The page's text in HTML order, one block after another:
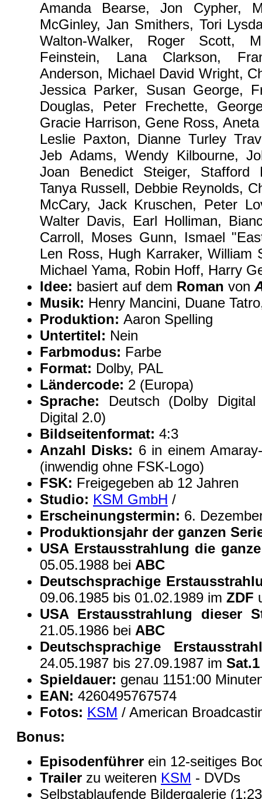
Amanda Bearse, Jon Cypher,
McGinley, Jan Smithers, Tori
Walton-Walker, Roger Scott,
Feinstein, Lana Clarkson,
Anderson, Michael David Wright,
Jessica Parker, Susan George,
Douglas, Peter Frechette,
Gracie Harrison, Gene Ross,
Leslie Paxton, Dianne Turley
Jeb Adams, Wendy Kilbourne,
Joan Benedict Steiger, Stafford
Tanya Russell, Debbie Reynolds,
McCary, Jack Kruschen, Peter
Walter Davis, Earl Holliman,
Carroll, Moses Gunn, Ismael
Len Ross, Hugh Karraker, William
Michael Yama, Robin Hoff, Harry
Idee: basiert auf dem Roman von
Musik: Henry Mancini, Duane
Produktion: Aaron Spelling
Untertitel: Nein
Farbmodus: Farbe
Format: Dolby, PAL
Ländercode: 2 (Europa)
Sprache: Deutsch (Dolby
Digital 2.0)
Bildseitenformat: 4:3
Anzahl Disks: 6 in einem
(inwendig ohne FSK-Logo)
FSK: Freigegeben ab 12 Jahren
Studio: KSM GmbH /
Erscheinungstermin: 6.
Produktionsjahr der ganzen
USA Erstausstrahlung die
05.05.1988 bei ABC
Deutschsprachige
09.06.1985 bis 01.02.1989 im ZDF
USA Erstausstrahlung dieser
21.05.1986 bei ABC
Deutschsprachige
24.05.1987 bis 27.09.1987 im Sat.1
Spieldauer: genau 1151:00
EAN: 4260495767574
Fotos: KSM / American
Bonus:
Episodenführer ein 12-seitiges
Trailer zu weiteren KSM - DVDs
Selbstablaufende Bildergalerie